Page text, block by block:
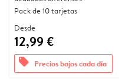
Pack de 10 tarjetas
Desde
12,99 €
offers Precios bajos cada día